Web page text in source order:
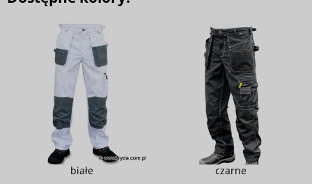
białe czarne